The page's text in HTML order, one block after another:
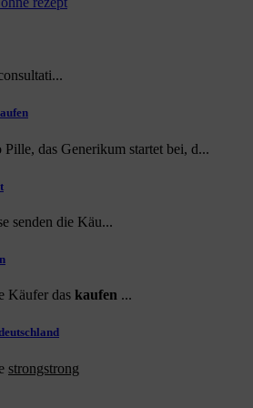
das Generikum startet bei, d...
senden die Käu...
Käufer das kaufen ...
strongstrong